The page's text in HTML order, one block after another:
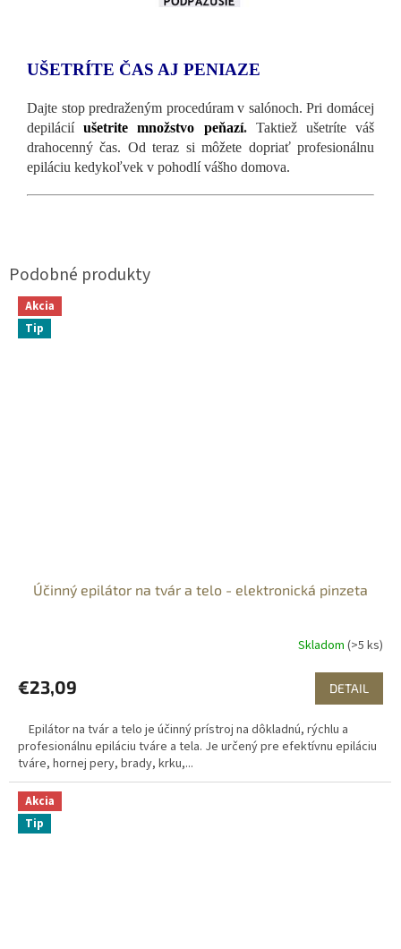
UŠETRÍTE ČAS AJ PENIAZE
Dajte stop predraženým procedúram v salónoch. Pri domácej
depilácií ušetrite množstvo peňazí. Taktiež ušetríte váš
drahocenný čas. Od teraz si môžete dopriať profesionálnu
epiláciu kedykoľvek v pohodlí vášho domova.
Akcia
Tip
Účinný epilátor na tvár a telo - elektronická pinzeta
Skladom (>5 ks)
€23,09 DETAIL
Epilátor na tvár a telo je účinný prístroj na dôkladnú, rýchlu a
profesionálnu epiláciu tváre a tela. Je určený pre efektívnu epiláciu
tváre, hornej pery, brady, krku,...
Akcia
Tip